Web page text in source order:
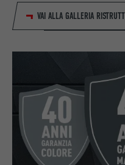
VAI ALLA GALLERIA
SCOPO
Utilizzato
LinkedIn
PROVIDER
DECORSO 1 anno